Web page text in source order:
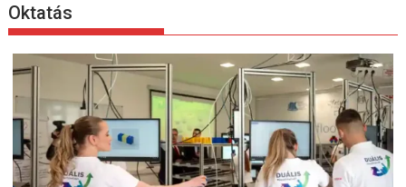
Oktatás